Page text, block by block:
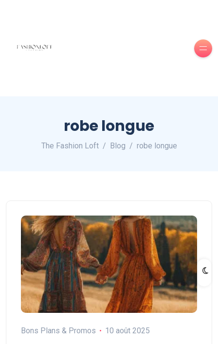
robe longue
The Fashion Loft Blog robe longue
Bons Plans & Promos 10 août 2025